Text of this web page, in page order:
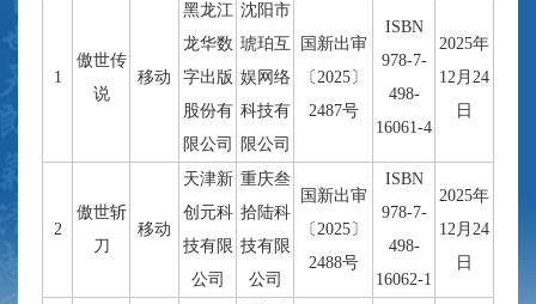
1
傲世传
说
移动
黑龙江
龙华数
字出版
股份有
限公司
沈阳市
琥珀互
娱网络
科技有
限公司
国新出审
〔2025〕
2487号
ISBN
978-7-
498-
16061-4
2025年
12月24
日
2
傲世斩
刀
移动
天津新
创元科
技有限
公司
重庆叁
拾陆科
技有限
公司
国新出审
〔2025〕
2488号
ISBN
978-7-
498-
16062-1
2025年
12月24
日